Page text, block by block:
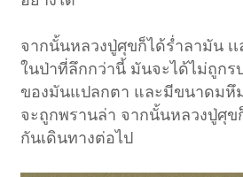
จากนั้นหลวงปู่ศุขก็ได้ร่ำลามัน เ
ในป่าที่ลึกกว่านี้ มันจะได้ไม่ถูกร
ของมันแปลกตา และมีขนาดมหึม
จะถูกพรานล่า จากนั้นหลวงปู่ศุ
กันเดินทางต่อไป